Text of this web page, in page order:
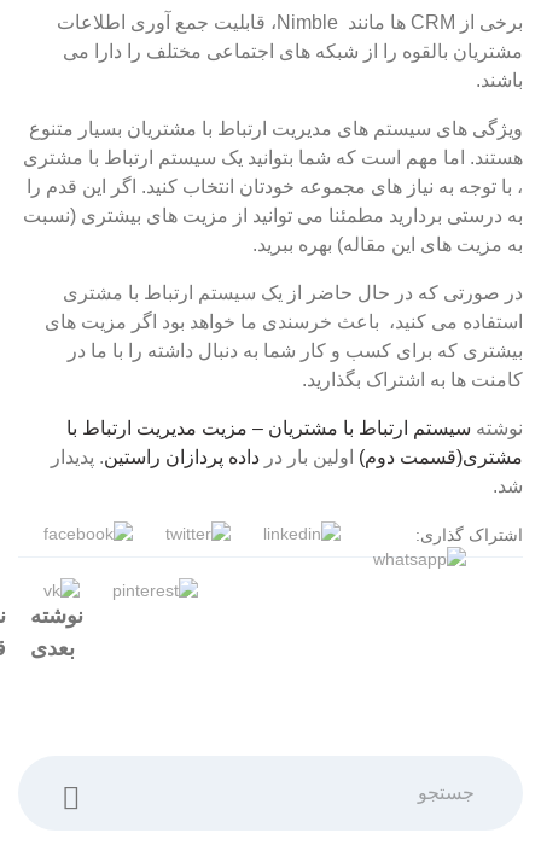
برخی از CRM ها مانند Nimble، قابلیت جمع آوری اطلاعات
مشتریان بالقوه را از شبکه های اجتماعی مختلف را دارا می
باشند.
ویژگی های سیستم های مدیریت ارتباط با مشتریان بسیار متنوع
هستند. اما مهم است که شما بتوانید یک سیستم ارتباط با مشتری
، با توجه به نیاز های مجموعه خودتان انتخاب کنید. اگر این قدم را
به درستی بردارید مطمئنا می توانید از مزیت های بیشتری (نسبت
به مزیت های این مقاله) بهره ببرید.
در صورتی که در حال حاضر از یک سیستم ارتباط با مشتری
استفاده می کنید، باعث خرسندی ما خواهد بود اگر مزیت های
بیشتری که برای کسب و کار شما به دنبال داشته را با ما در
کامنت ها به اشتراک بگذارید.
نوشته سیستم ارتباط با مشتریان – مزیت مدیریت ارتباط با
مشتری(قسمت دوم) اولین بار در داده پردازان راستین. پدیدار
شد.
اشتراک گذاری:
نوشته
بعدی